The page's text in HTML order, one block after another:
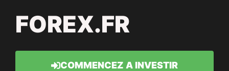
FOREX.FR
COMMENCEZ A INVESTIR